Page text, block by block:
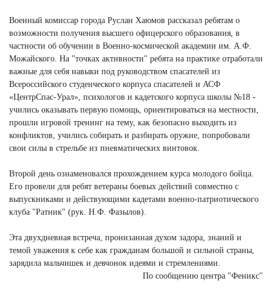
Военный комиссар города Руслан Хаюмов рассказал ребятам о
возможности получения высшего офицерского образования, в
частности об обучении в Военно-космической академии им. А.Ф.
Можайского. На "точках активности" ребята на практике отработали
важные для себя навыки под руководством спасателей из
Всероссийского студенческого корпуса спасателей и АСФ
«ЦентрСпас-Урал», психологов и кадетского корпуса школы №18 -
учились оказывать первую помощь, ориентироваться на местности,
прошли игровой тренинг на тему, как безопасно выходить из
конфликтов, учились собирать и разбирать оружие, попробовали
свои силы в стрельбе из пневматических винтовок.
Второй день ознаменовался прохождением курса молодого бойца.
Его провели для ребят ветераны боевых действий совместно с
выпускниками и действующими кадетами военно-патриотического
клуба "Ратник" (рук. Н.Ф. Фазылов).
Эта двухдневная встреча, пронизанная духом задора, знаний и
темой уважения к себе как гражданам большой и сильной страны,
зарядила мальчишек и девчонок идеями и стремлениями.
По сообщению центра "Феникс"